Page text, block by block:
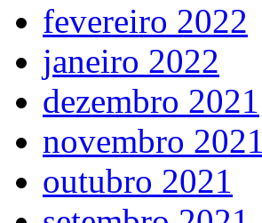
fevereiro 2022
janeiro 2022
dezembro 2021
novembro 2021
outubro 2021